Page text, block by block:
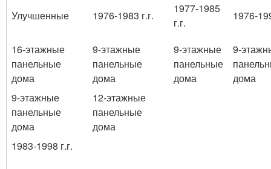
Улучшенные 1976-1983 г.г.
1977-1985
г.г.
1976-
16-этажные
панельные
дома
9-этажные
панельные
дома
9-этажные
панельные
дома
9-
дома
9-этажные
панельные
дома
12-этажные
панельные
дома
1983-1998 г.г.